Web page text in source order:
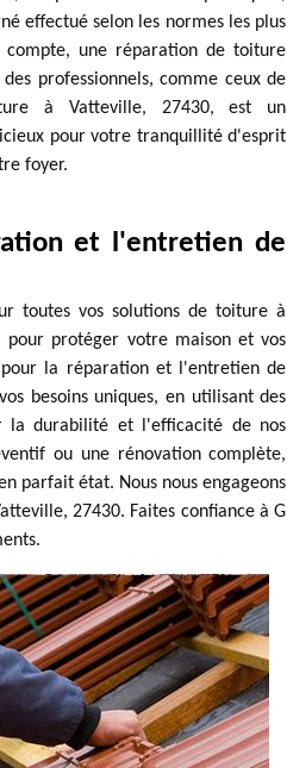
effectué selon les normes les plus
compte, une réparation de toiture
professionnels, comme ceux de
à Vatteville, 27430, est un
pour votre tranquillité d'esprit
foyer.
et l'entretien de
toutes vos solutions de toiture à
pour protéger votre maison et vos
pour la réparation et l'entretien de
besoins uniques, en utilisant des
la durabilité et l'efficacité de nos
ou une rénovation complète,
parfait état. Nous nous engageons
27430. Faites confiance à G